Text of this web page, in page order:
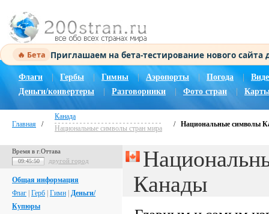
🔥 Бета Приглашаем на бета-тестирование нового
Флаги Гербы Гимны | Аэропорты Погода |
Деньги/конвертеры
Разговорники Фото стран
Главная /
Канада
Национальные символы стран мира
/ Национальные символы
Время в г.Оттава
09:45:51 другой город
Общая информация
Флаг Герб Гимн Деньги/
Купюры
Канады